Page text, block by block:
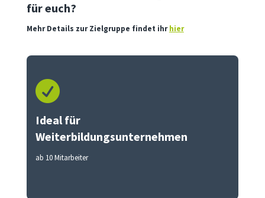
für euch?
Mehr Details zur Zielgruppe findet ihrhier

Ideal für
Weiterbildungsunternehmen
ab 10 Mitarbeiter